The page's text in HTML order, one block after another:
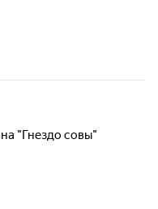
"Гнездо совы"